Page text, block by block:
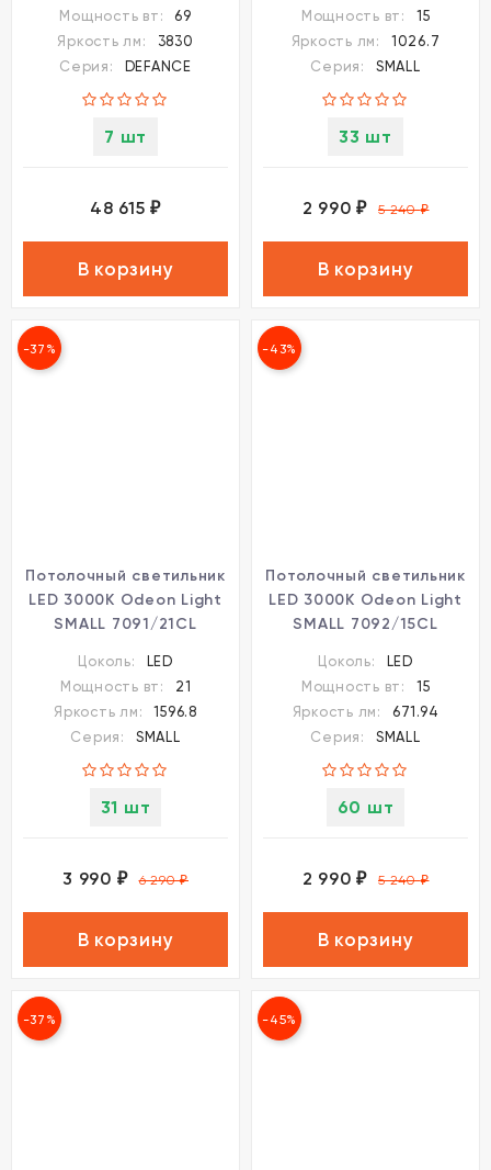
Мощность вт:
69
Яркость лм:
3830
Серия:
DEFANCE
7 шт
48 615₽
В корзину
Мощность вт:
15
Яркость лм:
1026.7
Серия:
SMALL
33 шт
2 990 ₽ 5 240₽
В корзину
-37%
Потолочный светильник
LED 3000K Odeon Light
SMALL 7091/21CL
Цоколь:
LED
Мощность вт:
21
Яркость лм:
1596.8
Серия:
SMALL
31 шт
3 990 ₽ 6 290₽
В корзину
-43%
Потолочный светильник
LED 3000K Odeon Light
SMALL 7092/15CL
Цоколь:
LED
Мощность вт:
15
Яркость лм:
671.94
Серия:
SMALL
60 шт
2 990 ₽ 5 240₽
В корзину
-37% -45%